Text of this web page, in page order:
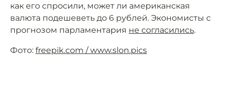
как его спросили, может ли американская
валюта подешеветь до 6 рублей. Экономисты с
прогнозом парламентария не согласились.
Фото: freepik.com / www.slon.pics